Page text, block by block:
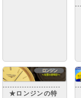
★ロンジンの特